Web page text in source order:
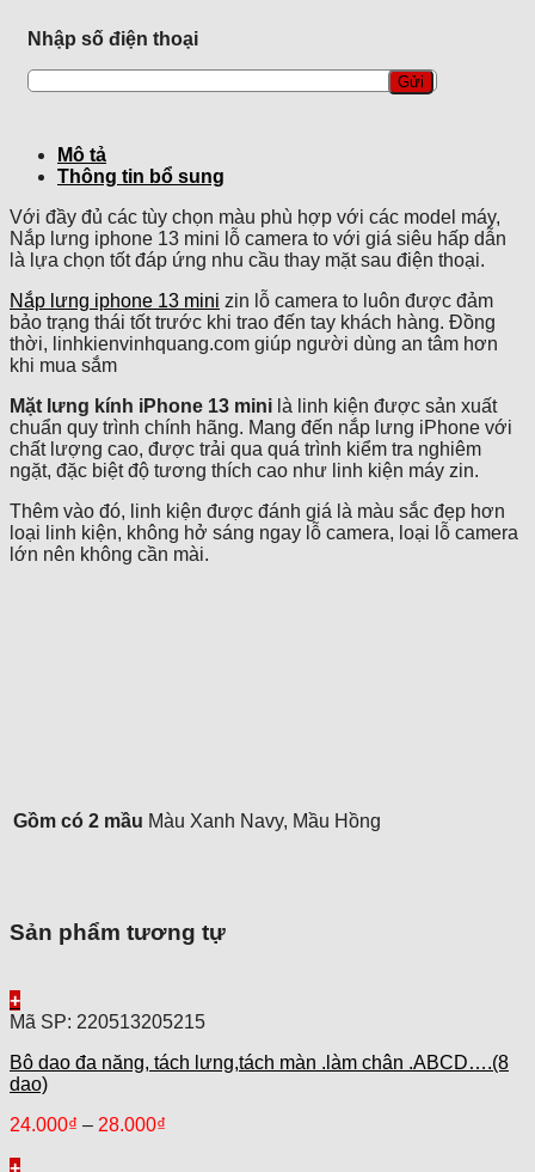
to
số
lượng
Nhập số điện thoại
Mô tả
Thông tin bổ sung
Với đầy đủ các tùy chọn màu phù hợp với các model máy,
Nắp lưng iphone 13 mini lỗ camera to với giá siêu hấp dẫn
là lựa chọn tốt đáp ứng nhu cầu thay mặt sau điện thoại.
Nắp lưng iphone 13 mini zin lỗ camera to luôn được đảm
bảo trạng thái tốt trước khi trao đến tay khách hàng. Đồng
thời, linhkienvinhquang.com giúp người dùng an tâm hơn
khi mua sắm
Mặt lưng kính iPhone 13 mini là linh kiện được sản xuất
chuẩn quy trình chính hãng. Mang đến nắp lưng iPhone với
chất lượng cao, được trải qua quá trình kiểm tra nghiêm
ngặt, đặc biệt độ tương thích cao như linh kiện máy zin.
Thêm vào đó, linh kiện được đánh giá là màu sắc đẹp hơn
loại linh kiện, không hở sáng ngay lỗ camera, loại lỗ camera
lớn nên không cần mài.
Gồm có 2 mầu Màu Xanh Navy, Mầu Hồng
Sản phẩm tương tự
+
Mã SP: 220513205215
Bô dao đa năng, tách lưng,tách màn .làm chân .ABCD….(8
dao)
24.000₫ – 28.000₫
+